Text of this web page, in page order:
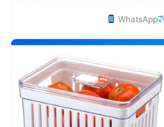
WhatsApp